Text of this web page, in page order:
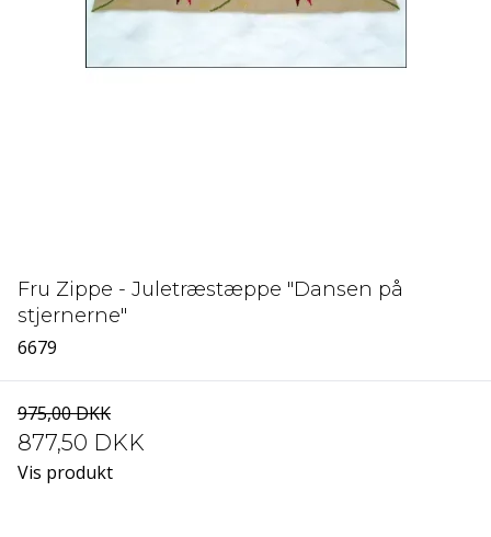
Fru Zippe - Juletræstæppe "Dansen på
stjernerne"
6679
975,00 DKK
877,50 DKK
Vis produkt